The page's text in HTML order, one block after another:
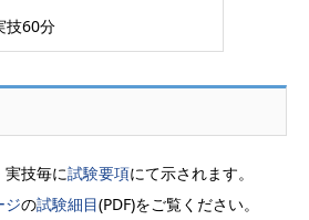
60分
実技毎に試験要項にて示されます。
ジの試験細目(PDF)をご覧ください。